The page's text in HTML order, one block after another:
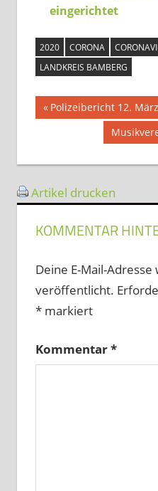
eingerichtet
2020 CORONA
LANDKREIS BAMBERG
Vorheriger
Beitrag:
Polizeibericht 12.
Nächster
Beitrag:
Artikel drucken
KOMMENTAR
Deine E-Mail-Adresse
veröffentlicht.
*markiert
Kommentar*